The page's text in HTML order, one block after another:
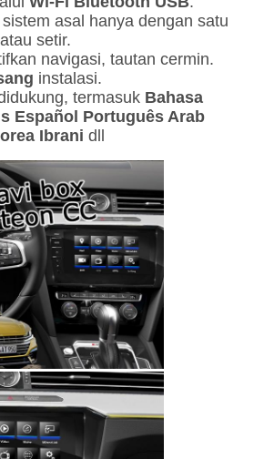
asal hanya dengan satu
setir.
navigasi, tautan cermin.
instalasi.
termasuk Bahasa
Español Português Arab
Ibrani dll